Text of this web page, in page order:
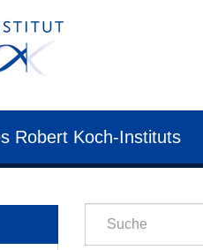
Robert Koch-Instituts